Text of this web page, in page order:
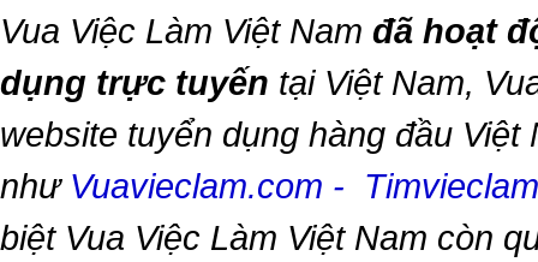
Vua Việc Làm Việt Nam đã hoạt
dụng trực tuyến tại Việt Nam,
website tuyển dụng hàng đầu Việt
như Vuavieclam.com -
biệt Vua Việc Làm Việt Nam còn